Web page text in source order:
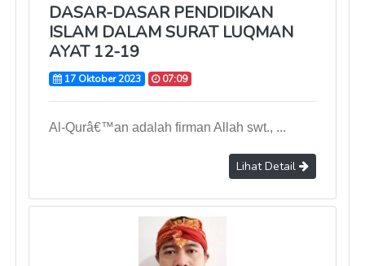
DASAR-DASAR PENDIDIKAN
ISLAM DALAM SURAT LUQMAN
AYAT 12-19
17 Oktober 2023 07:09
Al-Qurâ€™an adalah firman Allah swt., ...
Lihat Detail